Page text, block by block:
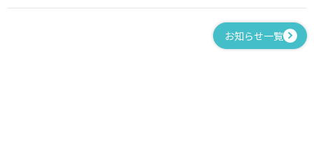
お知らせ一覧